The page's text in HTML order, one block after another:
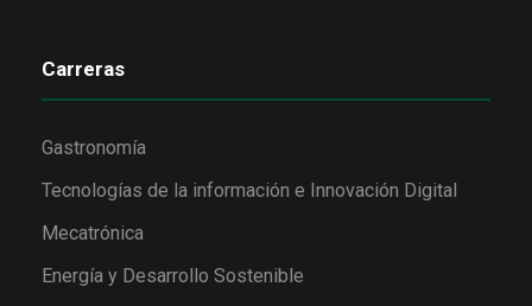
Carreras
Gastronomía
Tecnologías de la información e Innovación Digital
Mecatrónica
Energía y Desarrollo Sostenible